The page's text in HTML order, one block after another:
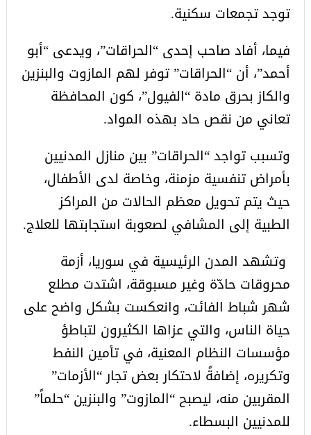
توجد تجمعات سكنية.
فيما، أفاد صاحب إحدى “الحراقات”، ويدعى “أبو
أحمد”، أن “الحراقات” توفر لهم المازوت والبنزين
والكاز بحرق مادة “الفيول”، كون المحافظة
تعاني من نقص حاد بهذه المواد.
وتسبب تواجد “الحراقات” بين منازل المدنيين
بأمراض تنفسية مزمنة، وخاصة لدى الأطفال،
حيث يتم تحويل معظم الحالات من المراكز
الطبية إلى المشافي لصعوبة استجابتها للعلاج.
وتشهد المدن الرئيسية في سوريا، أزمة
محروقات حادّة وغير مسبوقة، اشتدت مطلع
شهر شباط الفائت، وانعكست بشكل واضح على
حياة الناس، والتي عزاها الكثيرون لتباطؤ
مؤسسات النظام المعنية، في تأمين النفط
وتكريره، إضافةً لاحتكار بعض تجار “الأزمات”
المقربين منه، ليصبح “المازوت” والبنزين “حلماً”
للمدنيين البسطاء.